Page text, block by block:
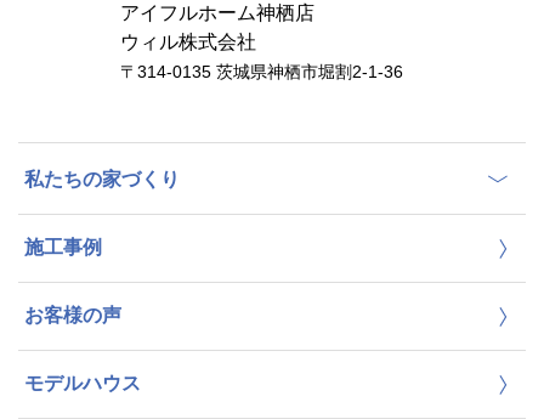
アイフルホーム神栖店
ウィル株式会社
〒314-0135 茨城県神栖市堀割2-1-36
私たちの家づくり
施工事例
お客様の声
モデルハウス